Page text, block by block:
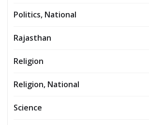
Politics, National
Rajasthan
Religion
Religion, National
Science